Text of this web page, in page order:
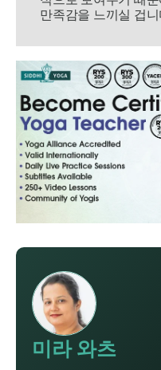
만족감을 느끼실 겁니
미라 와츠